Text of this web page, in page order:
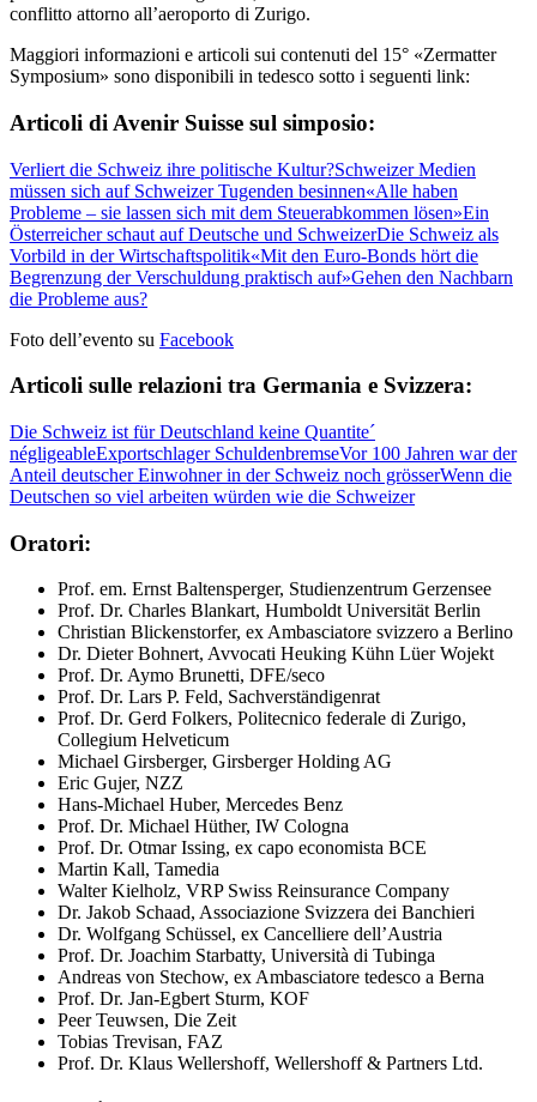
conflitto attorno all’aeroporto di Zurigo.
Maggiori informazioni e articoli sui contenuti del 15° «Zermatter
Symposium» sono disponibili in tedesco sotto i seguenti link:
Articoli di Avenir Suisse sul simposio:
Verliert die Schweiz ihre politische Kultur?Schweizer Medien
müssen sich auf Schweizer Tugenden besinnen«Alle haben
Probleme – sie lassen sich mit dem Steuerabkommen lösen»Ein
Österreicher schaut auf Deutsche und SchweizerDie Schweiz als
Vorbild in der Wirtschaftspolitik«Mit den Euro-Bonds hört die
Begrenzung der Verschuldung praktisch auf»Gehen den Nachbarn
die Probleme aus?
Foto dell’evento su Facebook
Articoli sulle relazioni tra Germania e Svizzera:
Die Schweiz ist für Deutschland keine Quantite´
négligeableExportschlager SchuldenbremseVor 100 Jahren war der
Anteil deutscher Einwohner in der Schweiz noch grösserWenn die
Deutschen so viel arbeiten würden wie die Schweizer
Oratori:
Prof. em. Ernst Baltensperger, Studienzentrum Gerzensee
Prof. Dr. Charles Blankart, Humboldt Universität Berlin
Christian Blickenstorfer, ex Ambasciatore svizzero a Berlino
Dr. Dieter Bohnert, Avvocati Heuking Kühn Lüer Wojekt
Prof. Dr. Aymo Brunetti, DFE/seco
Prof. Dr. Lars P. Feld, Sachverständigenrat
Prof. Dr. Gerd Folkers, Politecnico federale di Zurigo,
Collegium Helveticum
Michael Girsberger, Girsberger Holding AG
Eric Gujer, NZZ
Hans-Michael Huber, Mercedes Benz
Prof. Dr. Michael Hüther, IW Cologna
Prof. Dr. Otmar Issing, ex capo economista BCE
Martin Kall, Tamedia
Walter Kielholz, VRP Swiss Reinsurance Company
Dr. Jakob Schaad, Associazione Svizzera dei Banchieri
Dr. Wolfgang Schüssel, ex Cancelliere dell’Austria
Prof. Dr. Joachim Starbatty, Università di Tubinga
Andreas von Stechow, ex Ambasciatore tedesco a Berna
Prof. Dr. Jan-Egbert Sturm, KOF
Peer Teuwsen, Die Zeit
Tobias Trevisan, FAZ
Prof. Dr. Klaus Wellershoff, Wellershoff & Partners Ltd.